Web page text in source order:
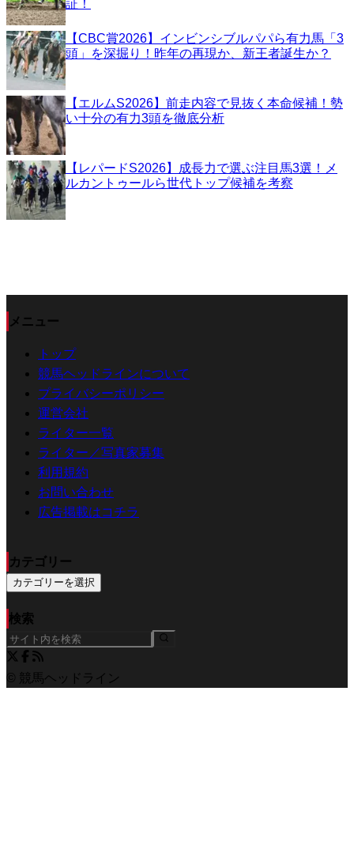
証！
【CBC賞2026】インビンシブルパパら有力馬「3
頭」を深掘り！昨年の再現か、新王者誕生か？
【エルムS2026】前走内容で見抜く本命候補！勢
い十分の有力3頭を徹底分析
【レパードS2026】成長力で選ぶ注目馬3選！メ
ルカントゥールら世代トップ候補を考察
メニュー
トップ
競馬ヘッドラインについて
プライバシーポリシー
運営会社
ライター一覧
ライター／写真家募集
利用規約
お問い合わせ
広告掲載はコチラ
カテゴリー
カテゴリーを選択
検索
© 競馬ヘッドライン